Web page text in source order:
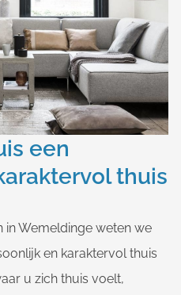
een
thuis
in Wemeldinge weten we
en karaktervol thuis
u zich thuis voelt,